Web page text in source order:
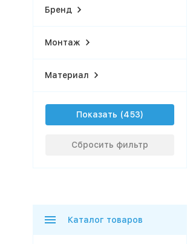
Бренд
Монтаж
Материал
Показать
Сбросить фильтр
Каталог товаров